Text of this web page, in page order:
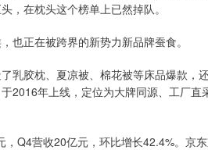
，在枕头这个榜单上已然掉队。
也正在被跨界的新势力新品牌蚕食。
乳胶枕、夏凉被、棉花被等床品爆款，
2016年上线，定位为大牌同源、工厂直
Q4营收20亿元，环比增长42.4%。京